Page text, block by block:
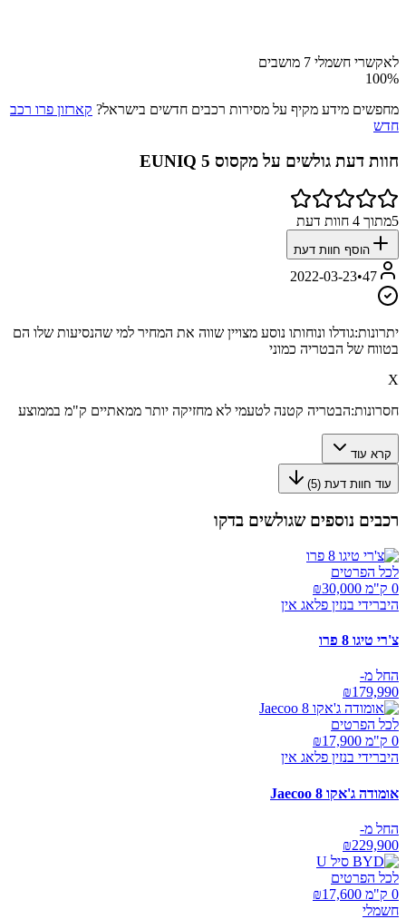
לאקשרי חשמלי 7 מושבים
100%
מחפשים מידע מקיף על מסירות רכבים חדשים בישראל? קארזון פרו רכב
חדש
חוות דעת גולשים עלמקסוס EUNIQ 5
5מתוך 4 חוות דעת
הוסף חוות דעת
47
•
2022-03-23
יתרונות:גודלו ונוחותו נוסע מצויין שווה את המחיר למי שהנסיעות שלו הם
בטווח של הבטריה כמוני
X
חסרונות:הבטריה קטנה לטעמי לא מחזיקה יותר ממאתיים ק"מ בממוצע
קרא עוד
עוד חוות דעת (5
)
רכבים נוספים שגולשים בדקו
לכל הפרטים
0 ק"מ ₪
30,000
היברידי בנזין פלאג אין
צ'רי טיגו 8 פרו
החל מ-
₪179,990
לכל הפרטים
0 ק"מ ₪
17,900
היברידי בנזין פלאג אין
אומודה ג'אקו Jaecoo 8
החל מ-
₪229,900
לכל הפרטים
0 ק"מ ₪
17,600
חשמלי